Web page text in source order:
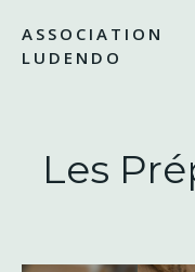
ASSOCIATION
LUDENDO
Les